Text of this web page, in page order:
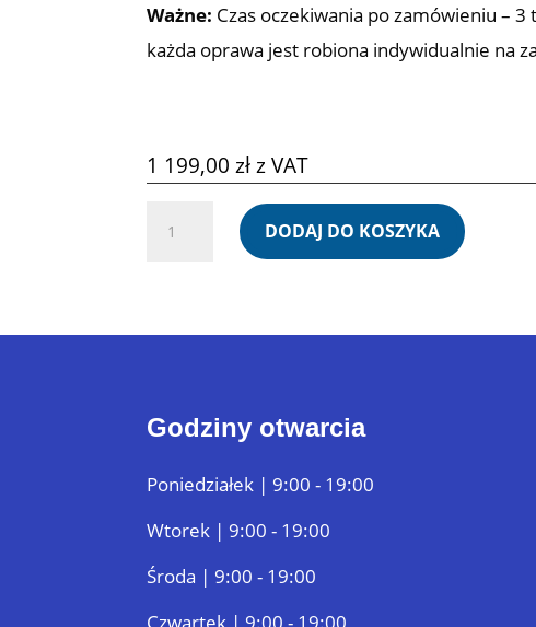
Ważne: Czas oczekiwania po zamówieniu –
każda oprawa jest robiona indywidualnie na
1 199,00zł z VAT
DODAJ DO KOSZYKA
Godziny otwarcia
Poniedziałek | 9:00 - 19:00
Wtorek | 9:00 - 19:00
Środa | 9:00 - 19:00
Czwartek | 9:00 - 19:00